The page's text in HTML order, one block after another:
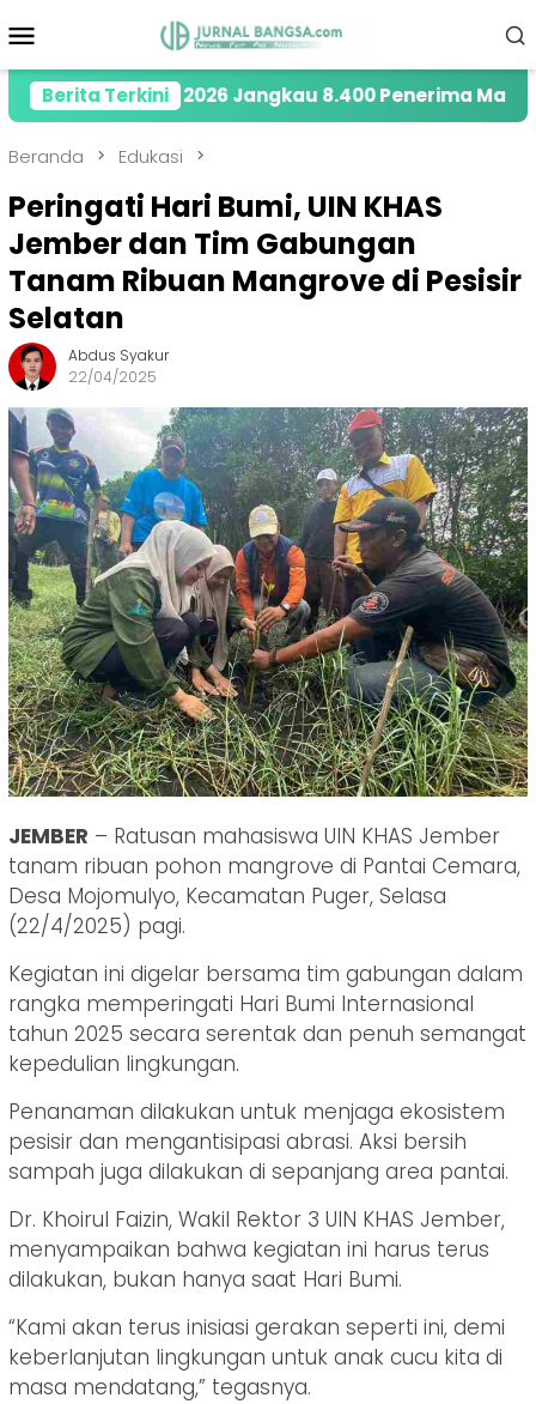
ke
Mobile
Berita Terkini
2026 Jangkau 8.400 Penerima Manfaat
Beranda Edukasi
Peringati Hari Bumi, UIN KHAS
Jember dan Tim Gabungan
Tanam Ribuan Mangrove di Pesisir
Selatan
Abdus Syakur
22/04/2025
JEMBER – Ratusan mahasiswa UIN KHAS Jember
tanam ribuan pohon mangrove di Pantai Cemara,
Desa Mojomulyo, Kecamatan Puger, Selasa
(22/4/2025) pagi.
Kegiatan ini digelar bersama tim gabungan dalam
rangka memperingati Hari Bumi Internasional
tahun 2025 secara serentak dan penuh semangat
kepedulian lingkungan.
Penanaman dilakukan untuk menjaga ekosistem
pesisir dan mengantisipasi abrasi. Aksi bersih
sampah juga dilakukan di sepanjang area pantai.
Dr. Khoirul Faizin, Wakil Rektor 3 UIN KHAS Jember,
menyampaikan bahwa kegiatan ini harus terus
dilakukan, bukan hanya saat Hari Bumi.
“Kami akan terus inisiasi gerakan seperti ini, demi
keberlanjutan lingkungan untuk anak cucu kita di
masa mendatang,” tegasnya.